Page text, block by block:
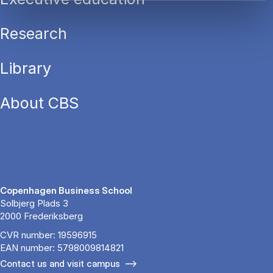
Research
Library
About CBS
Copenhagen Business School
Solbjerg Plads 3
2000 Frederiksberg
CVR number: 19596915
EAN number: 5798009814821
Contact us and visit campus